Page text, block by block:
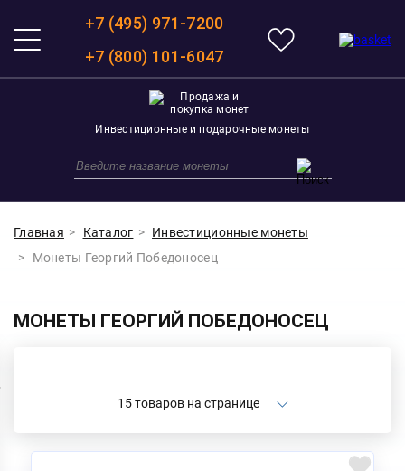
+7 (495) 971-7200
+7 (800) 101-6047
Инвестиционные и подарочные монеты
Главная Каталог
Инвестиционные монеты
Монеты Георгий Победоносец
МОНЕТЫ ГЕОРГИЙ ПОБЕДОНОСЕЦ